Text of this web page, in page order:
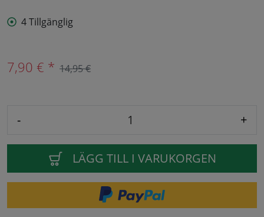
4 Tillgänglig
7,90 € * 14,95 €
- +
LÄGG TILL I VARUKORGEN